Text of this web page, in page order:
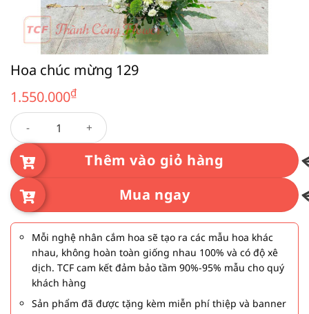
Hoa chúc mừng 129
1.550.000₫
Hoa chúc mừng 129 số lượng
Thêm vào giỏ hàng
Mua ngay
Mỗi nghệ nhân cắm hoa sẽ tạo ra các mẫu hoa khác
nhau, không hoàn toàn giống nhau 100% và có độ xê
dịch. TCF cam kết đảm bảo tầm 90%-95% mẫu cho quý
khách hàng
Sản phẩm đã được tặng kèm miễn phí thiệp và banner